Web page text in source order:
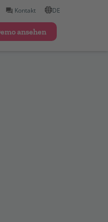
Demo ansehen
DE
Kontakt